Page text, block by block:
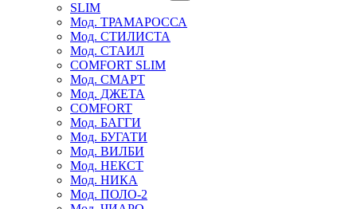
SLIM
Мод. ТРАМАРОССА
Мод. СТИЛИСТА
Мод. СТАИЛ
COMFORT SLIM
Мод. СМАРТ
Мод. ДЖЕТА
COMFORT
Мод. БАГГИ
Мод. БУГАТИ
Мод. ВИЛБИ
Мод. НЕКСТ
Мод. НИКА
Мод. ПОЛО-2